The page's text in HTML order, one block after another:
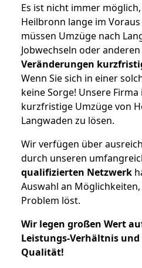
Es ist nicht immer
Heilbronn lange im
müssen Umzüge nach
Jobwechseln oder
Veränderungen
Wenn Sie sich in einer
keine Sorge! Unsere
kurzfristige Umzüge von
Langwaden zu lösen.
Wir verfügen über
durch unseren
qualifizierten Netzwerk
Auswahl an
Problem löst.
Wir legen großen Wert
Leistungs-Verhältnis
Qualität!